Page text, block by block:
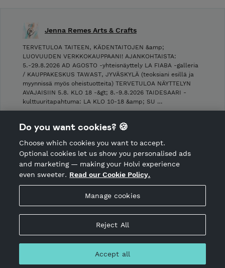
Hosted by Holvi
Holvi Payment Services Ltd is regulated by the Financial
© 2026 Holvi Payment Services Ltd.
Jenna Remes Arts & Crafts
TERVETULOA TAITEEN, KÄDENTAITOJEN &amp;
LUOVUUDEN VERKKOKAUPPAANI! AJANKOHTAISTA:
5.-29.8.2026 AD AGOSTO -yhteisnäyttely LA FIABA -galleria
/ KAUPPAKESKUS TAWAST, JYVÄSKYLÄ (teoksiani esillä ja
myynnissä myös oheistuotteita) TERVETULOA NÄYTTELYN
AVAJAISIIN 5.8. KLO 18 -&gt; 8.-9.8.2026 TAIDESAARI -
kulttuuritapahtuma: LA KLO 10-18 &amp; SU …
Shop privacy policy
CANCEL ORDER
Do you want cookies? 🍪
Choose which cookies you want to accept.
Optional cookies let us show you personalised ads
and marketing — making your Holvi experience
even sweeter. Read our Cookie Policy.
Manage cookies
Reject All
Accept all